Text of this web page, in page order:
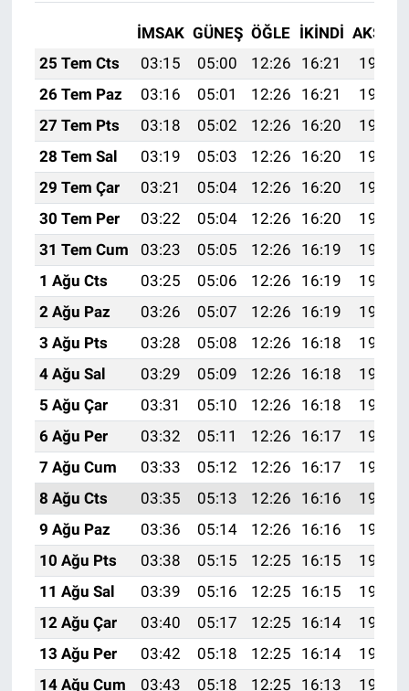
İMSAK GÜNEŞ ÖĞLE İKINDI AKŞAM
25 Tem Cts
03:15 05:00 12:26 16:21
19:43
26 Tem Paz
03:16 05:01 12:26 16:21
19:42
27 Tem Pts
03:18 05:02 12:26 16:20
19:41
28 Tem Sal
03:19 05:03 12:26 16:20
19:40
29 Tem Çar
03:21 05:04 12:26 16:20
19:39
30 Tem Per
03:22 05:04 12:26 16:20
19:38
31 Tem Cum
03:23 05:05 12:26 16:19
19:37
1 Ağu Cts
03:25 05:06 12:26 16:19
19:36
2 Ağu Paz
03:26 05:07 12:26 16:19
19:35
3 Ağu Pts
03:28 05:08 12:26 16:18
19:34
4 Ağu Sal
03:29 05:09 12:26 16:18
19:33
5 Ağu Çar
03:31 05:10 12:26 16:18
19:32
6 Ağu Per
03:32 05:11 12:26 16:17
19:31
7 Ağu Cum
03:33 05:12 12:26 16:17
19:30
8 Ağu Cts
03:35 05:13 12:26 16:16
19:29
9 Ağu Paz
03:36 05:14 12:26 16:16
19:27
10 Ağu Pts
03:38 05:15 12:25 16:15
19:26
11 Ağu Sal
03:39 05:16 12:25 16:15
19:25
12 Ağu Çar
03:40 05:17 12:25 16:14
19:24
13 Ağu Per
03:42 05:18 12:25 16:14
19:22
14 Ağu Cum
03:43 05:18 12:25 16:13
19:21